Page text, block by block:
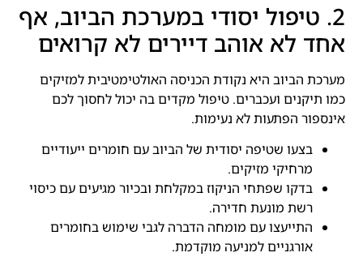
2. טיפול יסודי במערכת הביוב, אף
אחד לא אוהב דיירים לא קרואים
מערכת הביוב היא נקודת הכניסה האולטימטיבית למזיקים
כמו תיקנים ועכברים. טיפול מקדים בה יכול לחסוך לכם
אינספור הפתעות לא נעימות.
בצעו שטיפה יסודית של הביוב עם חומרים ייעודיים
מרחיקי מזיקים.
בדקו שפתחי הניקוז במקלחת ובכיור מגיעים עם כיסוי
רשת מונעת חדירה.
התייעצו עם מומחה הדברה לגבי שימוש בחומרים
אורגניים למניעה מוקדמת.